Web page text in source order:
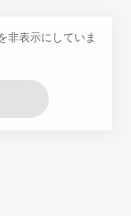
非表示にしていま